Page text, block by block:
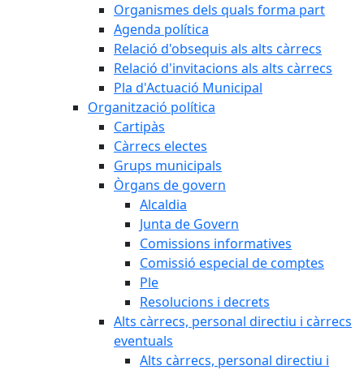
Organismes dels quals forma part
Agenda política
Relació d'obsequis als alts càrrecs
Relació d'invitacions als alts càrrecs
Pla d'Actuació Municipal
Organització política
Cartipàs
Càrrecs electes
Grups municipals
Òrgans de govern
Alcaldia
Junta de Govern
Comissions informatives
Comissió especial de comptes
Ple
Resolucions i decrets
Alts càrrecs, personal directiu i càrrecs
eventuals
Alts càrrecs, personal directiu i